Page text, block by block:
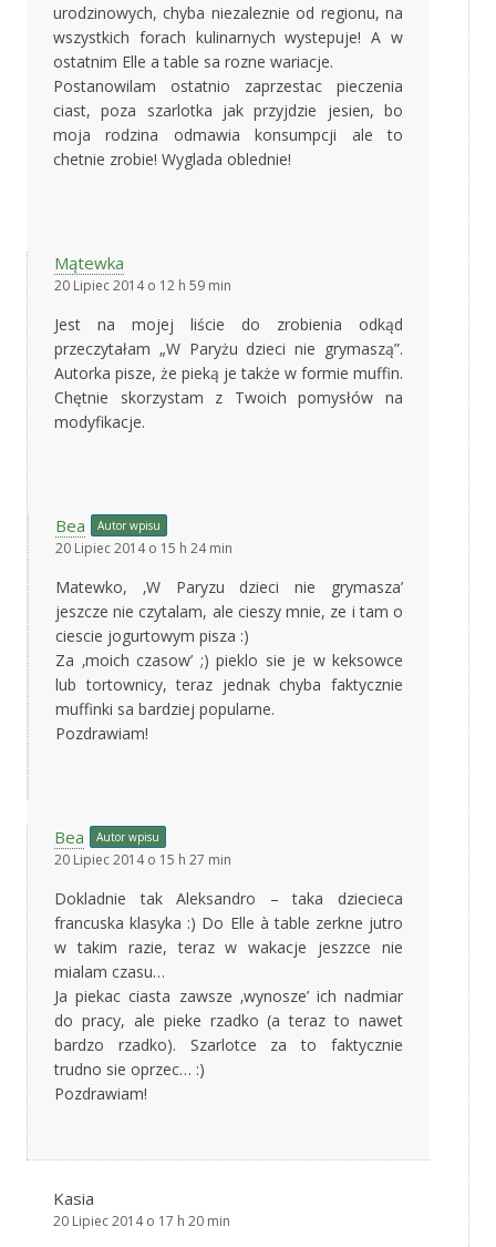
urodzinowych, chyba niezaleznie od regionu, na
wszystkich forach kulinarnych wystepuje! A w
ostatnim Elle a table sa rozne wariacje.
Postanowilam ostatnio zaprzestac pieczenia
ciast, poza szarlotka jak przyjdzie jesien, bo
moja rodzina odmawia konsumpcji ale to
chetnie zrobie! Wyglada oblednie!
Mątewka
20 Lipiec 2014 o 12 h 59 min
Jest na mojej liście do zrobienia odkąd
przeczytałam „W Paryżu dzieci nie grymaszą”.
Autorka pisze, że pieką je także w formie muffin.
Chętnie skorzystam z Twoich pomysłów na
modyfikacje.
Bea Autor wpisu
20 Lipiec 2014 o 15 h 24 min
Matewko, ‚W Paryzu dzieci nie grymasza’
jeszcze nie czytalam, ale cieszy mnie, ze i tam o
ciescie jogurtowym pisza :)
Za ‚moich czasow’ ;) pieklo sie je w keksowce
lub tortownicy, teraz jednak chyba faktycznie
muffinki sa bardziej popularne.
Pozdrawiam!
Bea Autor wpisu
20 Lipiec 2014 o 15 h 27 min
Dokladnie tak Aleksandro – taka dziecieca
francuska klasyka :) Do Elle à table zerkne jutro
w takim razie, teraz w wakacje jeszzce nie
mialam czasu…
Ja piekac ciasta zawsze ‚wynosze’ ich nadmiar
do pracy, ale pieke rzadko (a teraz to nawet
bardzo rzadko). Szarlotce za to faktycznie
trudno sie oprzec… :)
Pozdrawiam!
Kasia
20 Lipiec 2014 o 17 h 20 min